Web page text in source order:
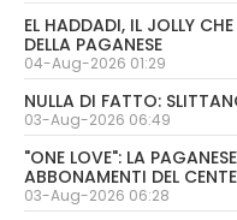
EL HADDADI, IL JOLLY
DELLA PAGANESE
04-Aug-2026 01:29
NULLA DI FATTO:
03-Aug-2026 06:49
"ONE LOVE": LA
ABBONAMENTI DEL
03-Aug-2026 06:28